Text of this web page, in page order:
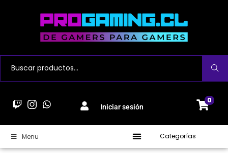
Buscar
Iniciar sesión
0
Menu Categorías